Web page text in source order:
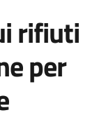
rifiuti
per